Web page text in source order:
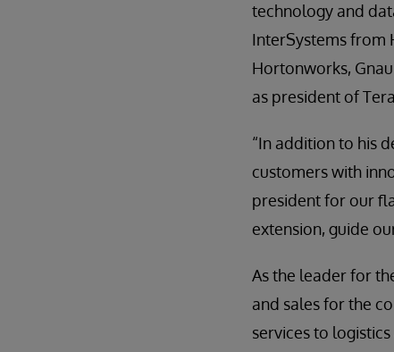
technology and
InterSystems from
Hortonworks,
as president of
“In addition to his
customers with
president for our
extension, guide
As the leader for
and sales for the
services to